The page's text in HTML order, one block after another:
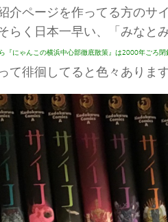
介ページを作ってる方のサ
らく日本一早い、「みなと
にゃんこの横浜中心部徹底散策』は2000年ごろ閉
て徘徊してると色々あります